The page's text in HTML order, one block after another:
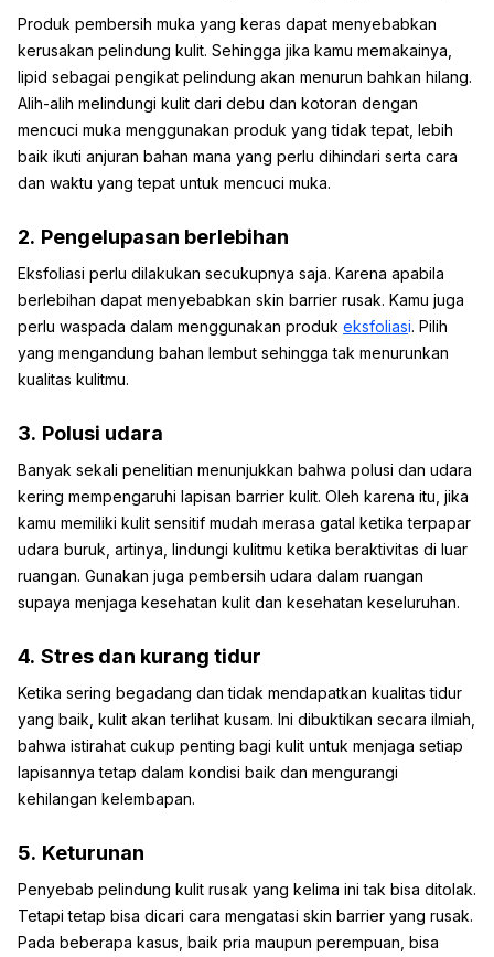
Produk pembersih muka yang keras dapat menyebabkan
kerusakan pelindung kulit. Sehingga jika kamu memakainya,
lipid sebagai pengikat pelindung akan menurun bahkan hilang.
Alih-alih melindungi kulit dari debu dan kotoran dengan
mencuci muka menggunakan produk yang tidak tepat, lebih
baik ikuti anjuran bahan mana yang perlu dihindari serta cara
dan waktu yang tepat untuk mencuci muka.
2. Pengelupasan berlebihan
Eksfoliasi perlu dilakukan secukupnya saja. Karena apabila
berlebihan dapat menyebabkan skin barrier rusak. Kamu juga
perlu waspada dalam menggunakan produk eksfoliasi. Pilih
yang mengandung bahan lembut sehingga tak menurunkan
kualitas kulitmu.
3. Polusi udara
Banyak sekali penelitian menunjukkan bahwa polusi dan udara
kering mempengaruhi lapisan barrier kulit. Oleh karena itu, jika
kamu memiliki kulit sensitif mudah merasa gatal ketika terpapar
udara buruk, artinya, lindungi kulitmu ketika beraktivitas di luar
ruangan. Gunakan juga pembersih udara dalam ruangan
supaya menjaga kesehatan kulit dan kesehatan keseluruhan.
4. Stres dan kurang tidur
Ketika sering begadang dan tidak mendapatkan kualitas tidur
yang baik, kulit akan terlihat kusam. Ini dibuktikan secara ilmiah,
bahwa istirahat cukup penting bagi kulit untuk menjaga setiap
lapisannya tetap dalam kondisi baik dan mengurangi
kehilangan kelembapan.
5. Keturunan
Penyebab pelindung kulit rusak yang kelima ini tak bisa ditolak.
Tetapi tetap bisa dicari cara mengatasi skin barrier yang rusak.
Pada beberapa kasus, baik pria maupun perempuan, bisa